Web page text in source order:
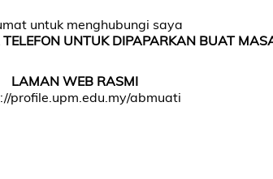
untuk menghubungi saya
UNTUK DIPAPARKAN BUAT
LAMAN WEB RASMI
profile.upm.edu.my/abmuati